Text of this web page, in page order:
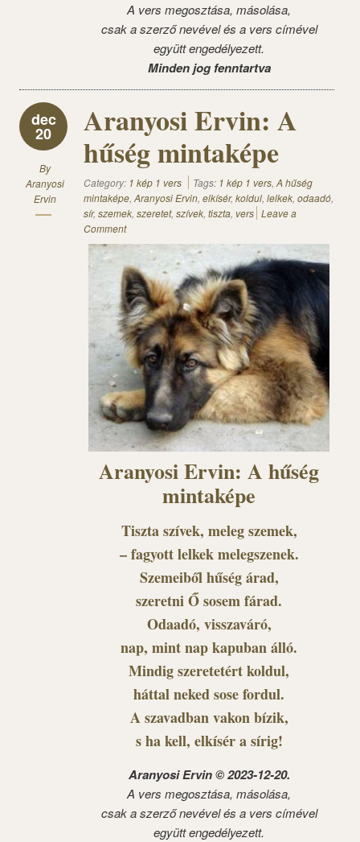
A vers megosztása, másolása,
csak a szerző nevével és a vers címével
együtt engedélyezett.
Minden jog fenntartva
dec
20
By
Aranyosi
Ervin
Aranyosi Ervin: A
hűség mintaképe
Category: 1 kép 1 vers Tags: 1 kép 1 vers, A hűség
mintaképe, Aranyosi Ervin, elkísér, koldul, lelkek, odaadó,
sír, szemek, szeretet, szívek, tiszta, vers Leave a
Comment
Aranyosi Ervin: A hűség
mintaképe
Tiszta szívek, meleg szemek,
– fagyott lelkek melegszenek.
Szemeiből hűség árad,
szeretni Ő sosem fárad.
Odaadó, visszaváró,
nap, mint nap kapuban álló.
Mindig szeretetért koldul,
háttal neked sose fordul.
A szavadban vakon bízik,
s ha kell, elkísér a sírig!
Aranyosi Ervin © 2023-12-20.
A vers megosztása, másolása,
csak a szerző nevével és a vers címével
együtt engedélyezett.